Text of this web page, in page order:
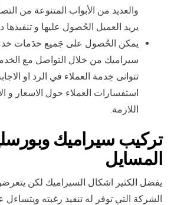
والعديد من الأبواب المتنوعة من
يريد العميل الحُصول عليها و
يمكن الحُصول على جَميع خدَمات
سيراميك من خلال التواصل مع
تتوانى خِدمة العملاء في الرد او
استفسارات العملاء حول الاسعار و
اللازمة.
تركيب سيراميك
المسايل
يفضل الكثير اشكال السيراميك لكن
الشركة التي توفر له تنفيذ رغبته